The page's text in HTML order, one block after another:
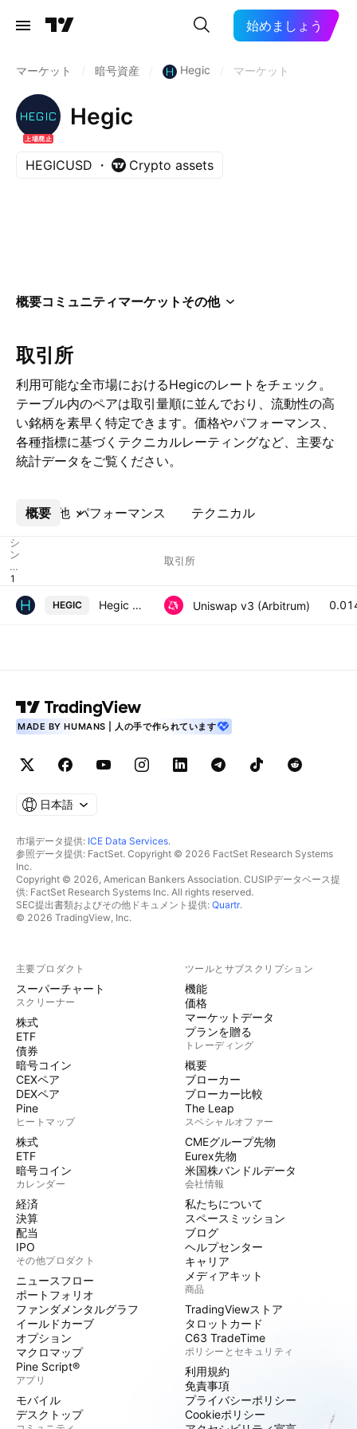
始めましょう
マーケット 暗号資産 Hegic マーケット
上場廃止
Hegic
HEGICUSD Crypto assets
概要コミュニティマーケット その他
取引所
利用可能な全市場におけるHegicのレートをチェック。
テーブル内のペアは取引量順に並んでおり、流動性の高
い銘柄を素早く特定できます。価格やパフォーマンス、
各種指標に基づくテクニカルレーティングなど、主要な
統計データをご覧ください。
概要 パフォーマンス テクニカル
その他
シ
ン
ボ
ル
取引所
HEGIC Hegic / WETH Uniswap v3 (Arbitrum)
MADE BY HUMANS | 人の手で作られています
日本語
市場データ提供: ICE Data Services.
参照データ提供: FactSet. Copyright © 2026 FactSet Research Systems
Inc.
Copyright © 2026, American Bankers Association. CUSIPデータベース提
供: FactSet Research Systems Inc. All rights reserved.
SEC提出書類およびその他ドキュメント提供: Quartr.
© 2026 TradingView, Inc.
主要プロダクト
スーパーチャート
スクリーナー
株式
ETF
債券
暗号コイン
CEXペア
DEXペア
Pine
ヒートマップ
株式
ETF
暗号コイン
カレンダー
経済
決算
配当
IPO
その他プロダクト
ニュースフロー
ポートフォリオ
ファンダメンタルグラフ
イールドカーブ
オプション
マクロマップ
Pine Script®
アプリ
モバイル
デスクトップ
ツールとサブスクリプション
機能
価格
マーケットデータ
プランを贈る
トレーディング
概要
ブローカー
ブローカー比較
The Leap
スペシャルオファー
CMEグループ先物
Eurex先物
米国株バンドルデータ
会社情報
私たちについて
スペースミッション
ブログ
ヘルプセンター
キャリア
メディアキット
商品
TradingViewストア
タロットカード
C63 TradeTime
ポリシーとセキュリティ
利用規約
免責事項
プライバシーポリシー
Cookieポリシー